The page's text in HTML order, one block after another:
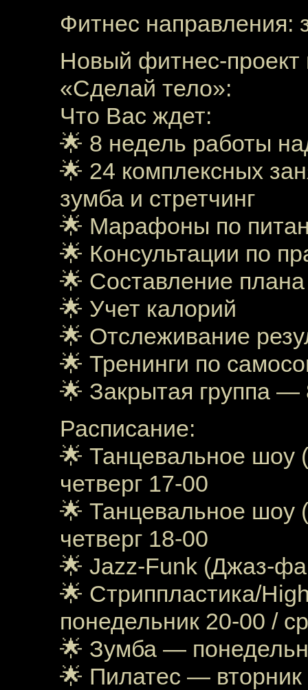
Фитнес направления:
Новый фитнес-проект
«Сделай тело»:
Что Вас ждет:
🌟 8 недель работы
🌟 24 комплексных
зумба и стретчинг
🌟 Марафоны по
🌟 Консультации по
🌟 Составление
🌟 Учет калорий
🌟 Отслеживание
🌟 Тренинги по
🌟 Закрытая группа
Расписание:
🌟 Танцевальное шоу
четверг 17-00
🌟 Танцевальное шоу
четверг 18-00
🌟 Jazz-Funk (Джаз-
🌟 Стриппластика/
понедельник 20-00 /
🌟 Зумба —
🌟 Пилатес — вторник